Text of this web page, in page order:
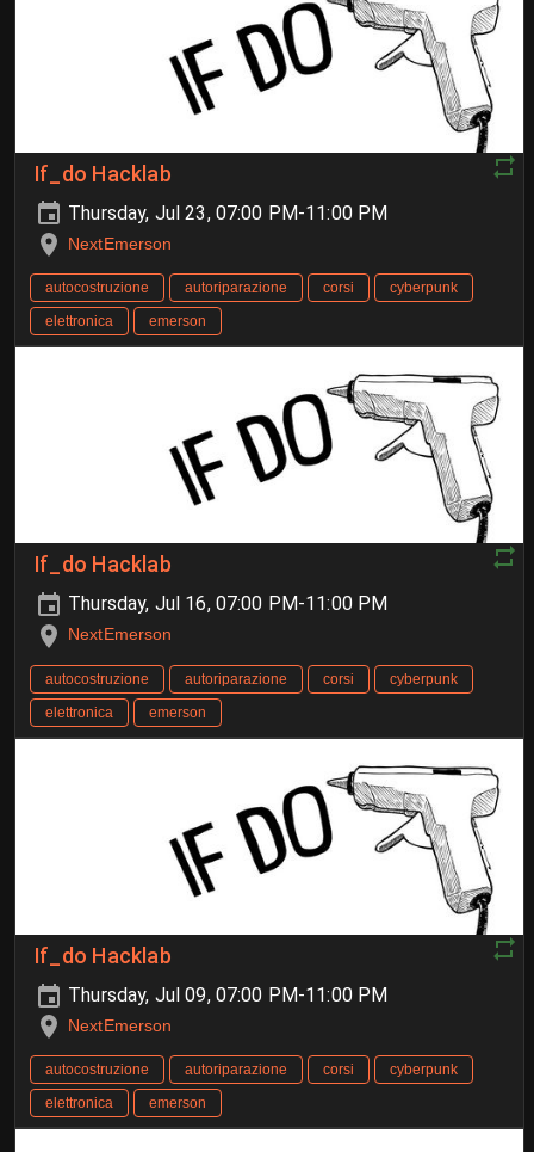
If_do Hacklab
Thursday, Jul 23, 07:00 PM-11:00 PM
NextEmerson
autocostruzione autoriparazione corsi
cyberpunk
elettronica
emerson
If_do Hacklab
Thursday, Jul 16, 07:00 PM-11:00 PM
NextEmerson
autocostruzione autoriparazione corsi
cyberpunk
elettronica
emerson
If_do Hacklab
Thursday, Jul 09, 07:00 PM-11:00 PM
NextEmerson
autocostruzione autoriparazione corsi
cyberpunk
elettronica
emerson